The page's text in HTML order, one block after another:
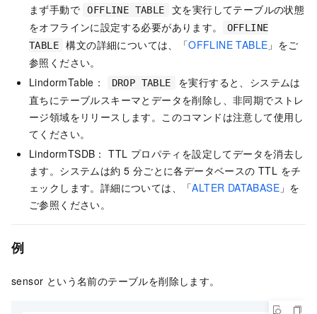
まず手動で
OFFLINE TABLE
文を実行してテーブルの状態
をオフラインに設定する必要があります。
OFFLINE
TABLE
構文の詳細については、「OFFLINE TABLE 」をご
参照ください。
LindormTable：
DROP TABLE
を実行すると、システムは
直ちにテーブルスキーマとデータを削除し、非同期でストレ
ージ領域をリリースします。このコマンドは注意して使用し
てください。
LindormTSDB： TTL プロパティを設定してデータを消去し
ます。システムは約 5 分ごとに各データベースの TTL をチ
ェックします。詳細については、「ALTER DATABASE 」を
ご参照ください。
例
sensor という名前のテーブルを削除します。